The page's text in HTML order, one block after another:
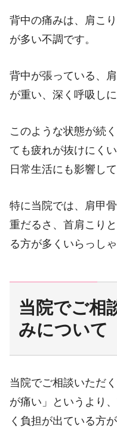
背中の痛みは、肩こ
が多い不調です。
背中が張っている、
が重い、深く呼吸しに
このような状態が続
ても疲れが抜けにく
日常生活にも影響し
特に当院では、肩甲
重だるさ、首肩こり
る方が多くいらっしゃ
当院でご相
みについて
当院でご相談いただ
が痛い」というより
く負担が出ている方